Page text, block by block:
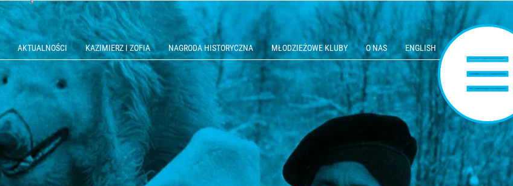
AKTUALNOŚCI KAZIMIERZ I ZOFIA NAGRODA HISTORYCZNA MŁODZIEŻOWE KLUBY O NAS ENGLISH